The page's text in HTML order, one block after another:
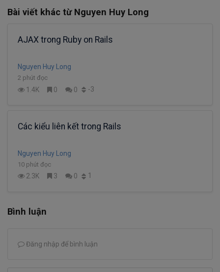
Bài viết khác từ Nguyen Huy Long
AJAX trong Ruby on Rails
Nguyen Huy Long
2 phút đọc
1.4K 0 0 -3
Các kiểu liên kết trong Rails
Nguyen Huy Long
10 phút đọc
2.3K 3 0 1
Bình luận
Đăng nhập để bình luận